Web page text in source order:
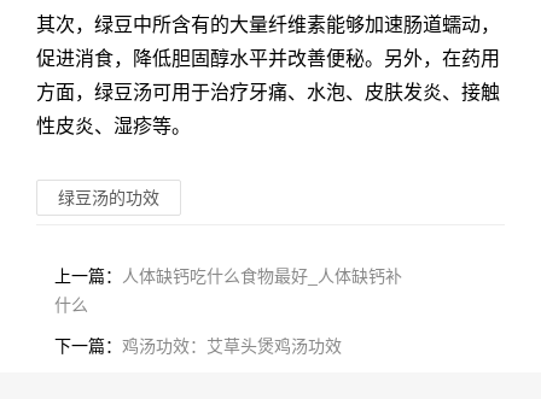
其次，绿豆中所含有的大量纤维素能够加速肠道蠕动，
促进消食，降低胆固醇水平并改善便秘。另外，在药用
方面，绿豆汤可用于治疗牙痛、水泡、皮肤发炎、接触
性皮炎、湿疹等。
绿豆汤的功效
上一篇：
人体缺钙吃什么食物最好_人体缺钙补
什么
下一篇： 鸡汤功效：艾草头煲鸡汤功效